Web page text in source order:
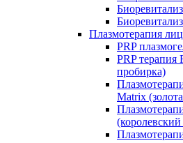
Плазмотерапия
PRP
PRP терапия
пробирка)
Matrix